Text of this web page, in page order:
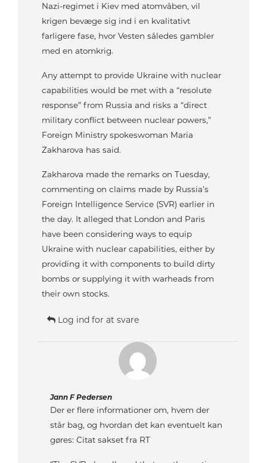
Nazi-regimet i Kiev med atomvåben, vil
krigen bevæge sig ind i en kvalitativt
farligere fase, hvor Vesten således gambler
med en atomkrig.
Any attempt to provide Ukraine with nuclear
capabilities would be met with a “resolute
response” from Russia and risks a “direct
military conflict between nuclear powers,”
Foreign Ministry spokeswoman Maria
Zakharova has said.
Zakharova made the remarks on Tuesday,
commenting on claims made by Russia’s
Foreign Intelligence Service (SVR) earlier in
the day. It alleged that London and Paris
have been considering ways to equip
Ukraine with nuclear capabilities, either by
providing it with components to build dirty
bombs or supplying it with warheads from
their own stocks.
Log ind for at svare
Jann F Pedersen
Der er flere informationer om, hvem der
står bag, og hvordan det kan eventuelt kan
gøres: Citat sakset fra RT